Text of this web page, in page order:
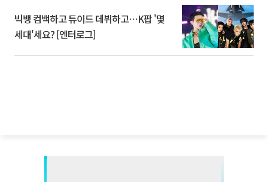
빅뱅 컴백하고 튜이드 데뷔하고⋯K팝 '몇
세대'세요? [엔터로그]